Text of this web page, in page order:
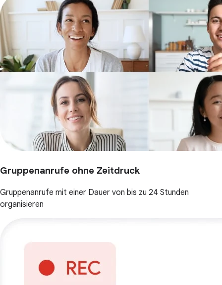
Gruppenanrufe ohne Zeitdruck
Gruppenanrufe mit einer Dauer von bis zu 24 Stunden
organisieren